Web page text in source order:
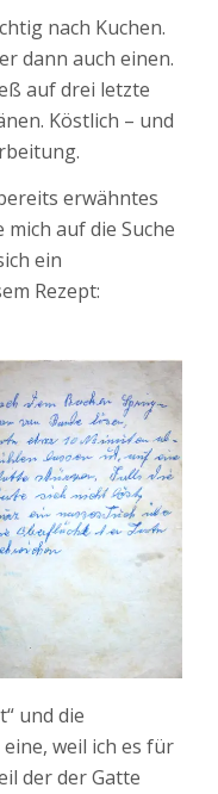
nach Kuchen.
dann auch einen.
auf drei letzte
Köstlich – und
erwähntes
auf die Suche
ein
Rezept:
und die
weil ich es für
der der Gatte